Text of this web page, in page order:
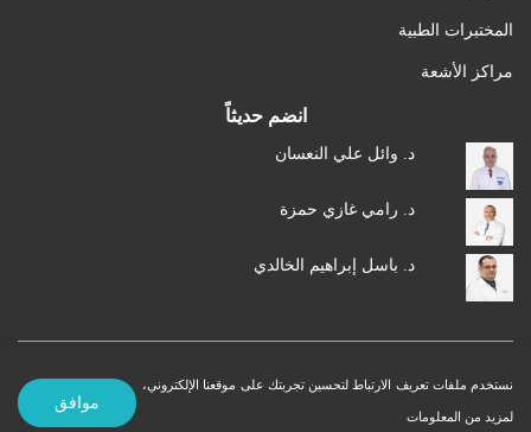
المختبرات الطبية
مراكز الأشعة
انضم حديثاً
د. وائل علي النعسان
د. رامي غازي حمزة
د. باسل إبراهيم الخالدي
© 2026 MedXJordan. جميع الحقوق محفوظة. شروط الاستخدام سياسة الخصوصية نستخدم ملفات تعريف الارتباط لتحسين تجربتك على موقعنا الإلكتروني،
لمزيد من المعلومات
موافق